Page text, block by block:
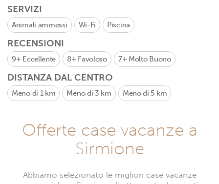
SERVIZI
Animali ammessi Wi-Fi Piscina
RECENSIONI
9+ Eccellente 8+ Favoloso 7+ Molto Buono
DISTANZA DAL CENTRO
Meno di 1 km Meno di 3 km Meno di 5 km
Offerte case vacanze a
Sirmione
Abbiamo selezionato le migliori case vacanze